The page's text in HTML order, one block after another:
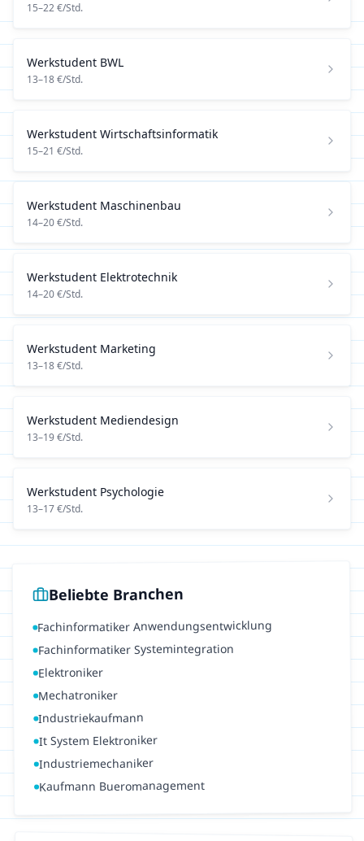
15–22€/Std.
Werkstudent BWL
13–18€/Std.
Werkstudent Wirtschaftsinformatik
15–21 €/Std.
Werkstudent Maschinenbau
14–20€/Std.
Werkstudent Elektrotechnik
14–20€/Std.
Werkstudent Marketing
13–18€/Std.
Werkstudent Mediendesign
13–19€/Std.
Werkstudent Psychologie
13–17€/Std.
Beliebte Branchen
Fachinformatiker Anwendungsentwicklung
Fachinformatiker Systemintegration
Elektroniker
Mechatroniker
Industriekaufmann
It System Elektroniker
Industriemechaniker
Kaufmann Bueromanagement